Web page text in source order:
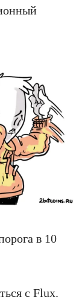
в 10
с Flux.